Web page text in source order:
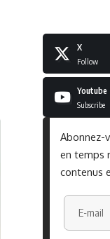
X
Follow
Youtube
Subscribe
Abonnez-
en temps
contenus